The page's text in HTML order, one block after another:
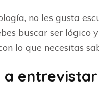
no les gusta
buscar ser lógico
lo que necesitas
a